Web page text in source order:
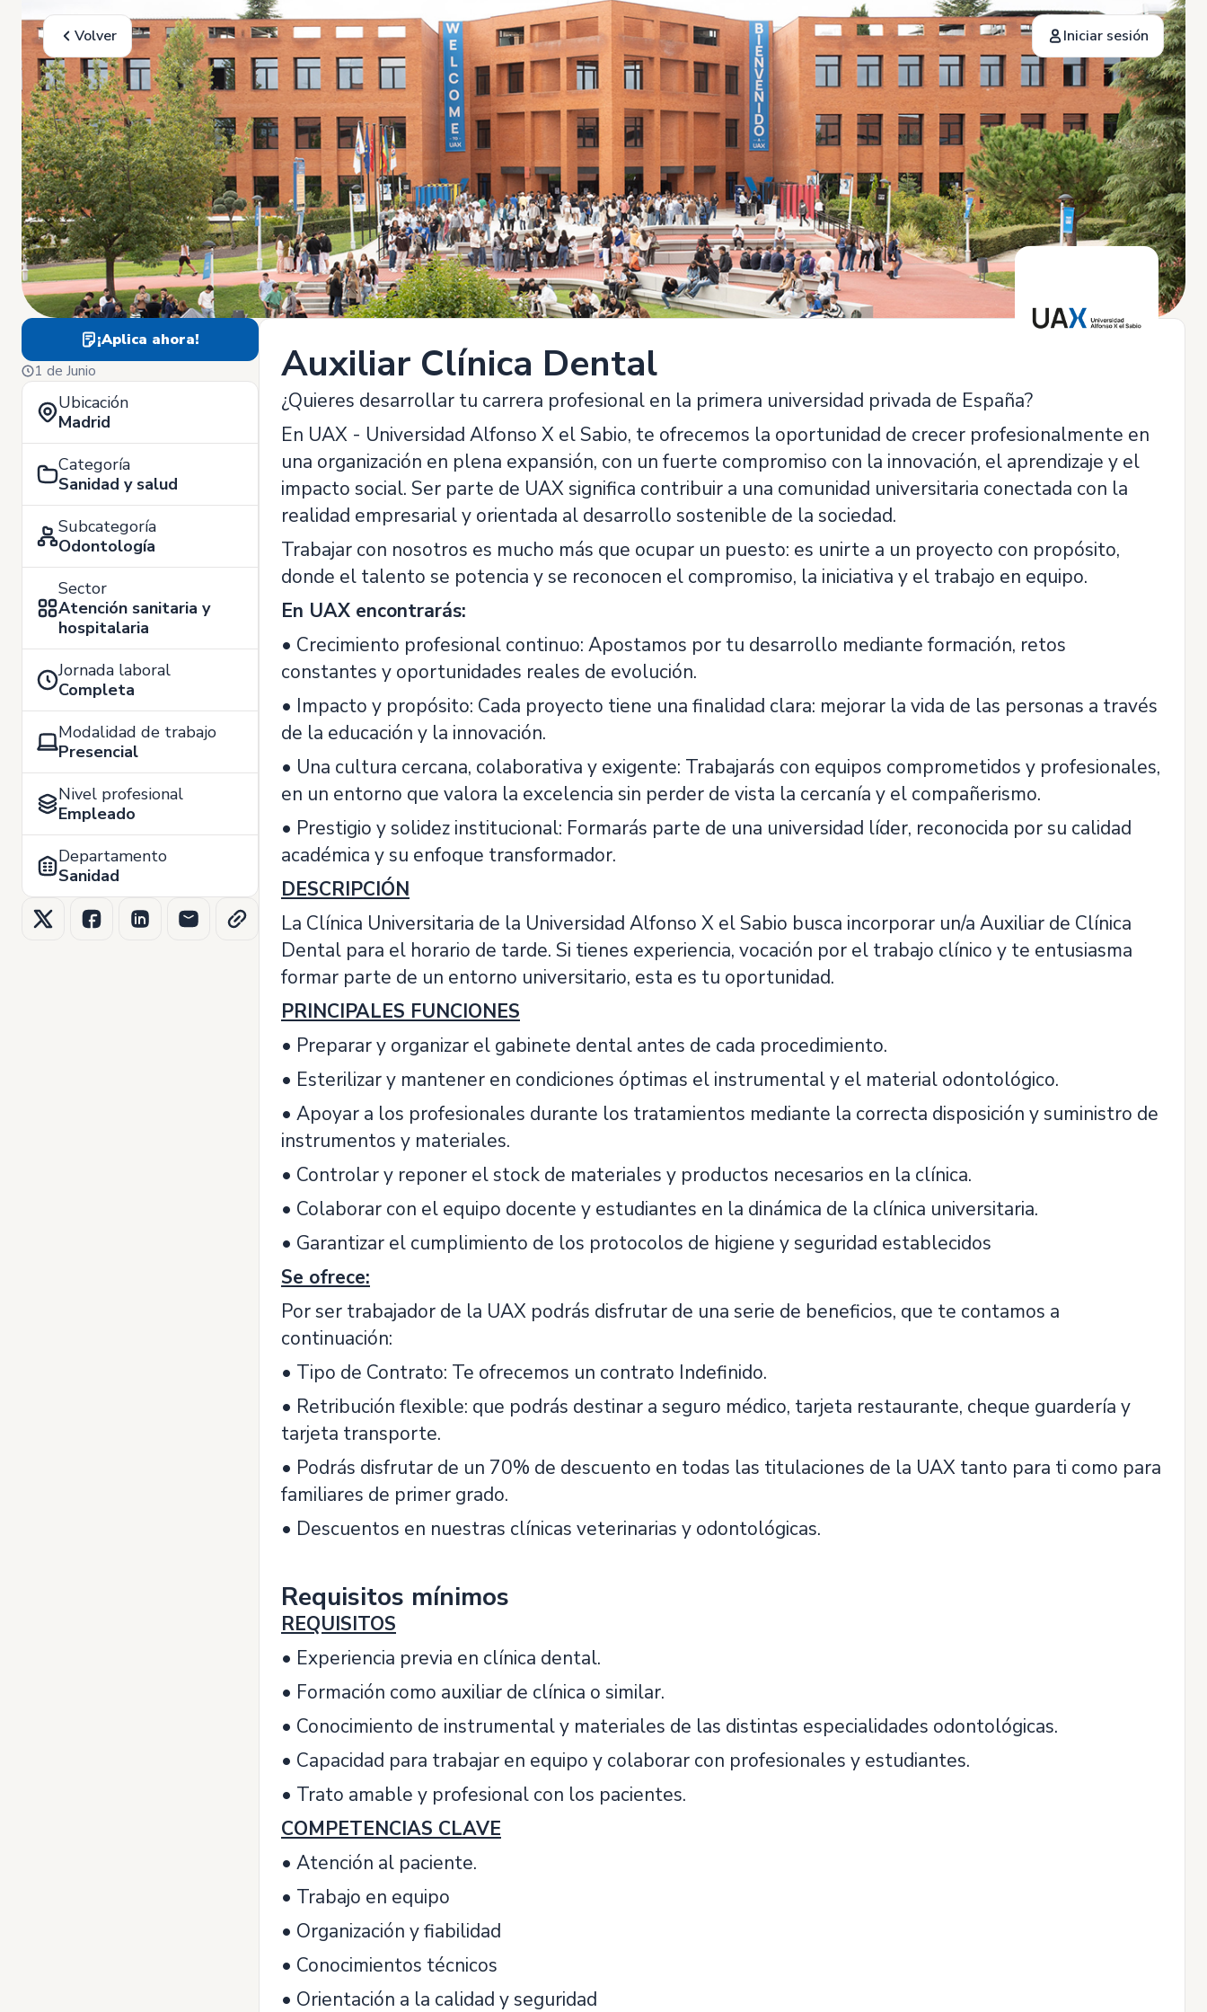
Volver Iniciar sesión
¡Aplica ahora!
1 de Junio
Ubicación
Madrid
Categoría
Sanidad y salud
Subcategoría
Odontología
Sector
Atención sanitaria y
hospitalaria
Jornada laboral
Completa
Modalidad de trabajo
Presencial
Nivel profesional
Empleado
Departamento
Sanidad
Auxiliar Clínica Dental
¿Quieres desarrollar tu carrera profesional en la primera universidad privada de España?
En UAX - Universidad Alfonso X el Sabio, te ofrecemos la oportunidad de crecer profesionalmente en
una organización en plena expansión, con un fuerte compromiso con la innovación, el aprendizaje y el
impacto social. Ser parte de UAX significa contribuir a una comunidad universitaria conectada con la
realidad empresarial y orientada al desarrollo sostenible de la sociedad.
Trabajar con nosotros es mucho más que ocupar un puesto: es unirte a un proyecto con propósito,
donde el talento se potencia y se reconocen el compromiso, la iniciativa y el trabajo en equipo.
En UAX encontrarás:
• Crecimiento profesional continuo: Apostamos por tu desarrollo mediante formación, retos
constantes y oportunidades reales de evolución.
• Impacto y propósito: Cada proyecto tiene una finalidad clara: mejorar la vida de las personas a través
de la educación y la innovación.
• Una cultura cercana, colaborativa y exigente: Trabajarás con equipos comprometidos y profesionales,
en un entorno que valora la excelencia sin perder de vista la cercanía y el compañerismo.
• Prestigio y solidez institucional: Formarás parte de una universidad líder, reconocida por su calidad
académica y su enfoque transformador.
DESCRIPCIÓN
La Clínica Universitaria de la Universidad Alfonso X el Sabio busca incorporar un/a Auxiliar de Clínica
Dental para el horario de tarde. Si tienes experiencia, vocación por el trabajo clínico y te entusiasma
formar parte de un entorno universitario, esta es tu oportunidad.
PRINCIPALES FUNCIONES
• Preparar y organizar el gabinete dental antes de cada procedimiento.
• Esterilizar y mantener en condiciones óptimas el instrumental y el material odontológico.
• Apoyar a los profesionales durante los tratamientos mediante la correcta disposición y suministro de
instrumentos y materiales.
• Controlar y reponer el stock de materiales y productos necesarios en la clínica.
• Colaborar con el equipo docente y estudiantes en la dinámica de la clínica universitaria.
• Garantizar el cumplimiento de los protocolos de higiene y seguridad establecidos
Se ofrece:
Por ser trabajador de la UAX podrás disfrutar de una serie de beneficios, que te contamos a
continuación:
• Tipo de Contrato: Te ofrecemos un contrato Indefinido.
• Retribución flexible: que podrás destinar a seguro médico, tarjeta restaurante, cheque guardería y
tarjeta transporte.
• Podrás disfrutar de un 70% de descuento en todas las titulaciones de la UAX tanto para ti como para
familiares de primer grado.
• Descuentos en nuestras clínicas veterinarias y odontológicas.
Requisitos mínimos
REQUISITOS
• Experiencia previa en clínica dental.
• Formación como auxiliar de clínica o similar.
• Conocimiento de instrumental y materiales de las distintas especialidades odontológicas.
• Capacidad para trabajar en equipo y colaborar con profesionales y estudiantes.
• Trato amable y profesional con los pacientes.
COMPETENCIAS CLAVE
• Atención al paciente.
• Trabajo en equipo
• Organización y fiabilidad
• Conocimientos técnicos
• Orientación a la calidad y seguridad